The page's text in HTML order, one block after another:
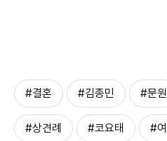
#결혼 #김종민 #문원
#상견례 #코요태 #